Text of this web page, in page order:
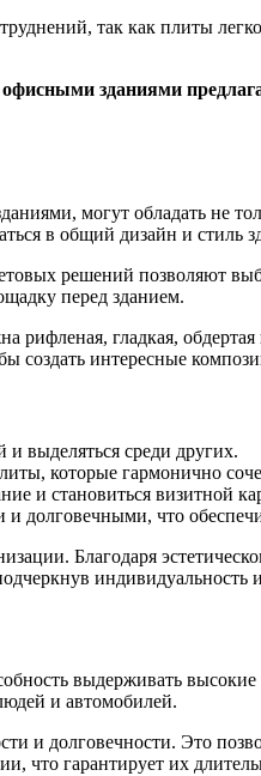
так как плиты
зданиями
могут обладать не
в общий дизайн и стиль
решений позволяют
перед зданием.
гладкая,
создать интересные
выделяться среди других.
которые гармонично
и становиться визитной
долговечными, что
Благодаря
индивидуальность
выдерживать
и автомобилей.
долговечности. Это
что гарантирует их